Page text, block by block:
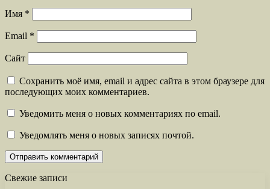
Имя *
Email *
Сайт
Сохранить моё имя, email и адрес сайта в этом браузере для
последующих моих комментариев.
Уведомить меня о новых комментариях по email.
Уведомлять меня о новых записях почтой.
Свежие записи